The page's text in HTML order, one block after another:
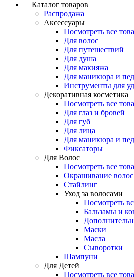
Каталог товаров
Распродажа
Аксессуары
Посмотреть все
Для волос
Для путешествий
Для душа
Для макияжа
Для маникюра и
Инструменты для
Декоративная косметика
Посмотреть все
Для глаз и бровей
Для губ
Для лица
Для маникюра и
Фиксаторы
Для Волос
Посмотреть все
Окрашивание волос
Стайлинг
Уход за волосами
Посмотреть
Бальзамы и
Маски
Масла
Сыворотки
Шампуни
Для Детей
Посмотреть все